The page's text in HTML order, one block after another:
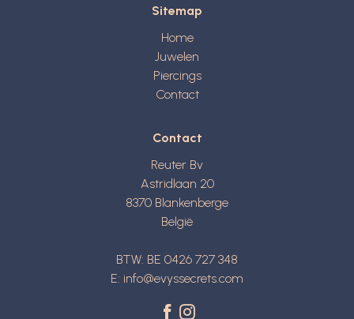
Sitemap
Home
Juwelen
Piercings
Contact
Contact
Reuter Bv
Astridlaan 20
8370 Blankenberge
België
BTW: BE 0426 727 348
E: info@evyssecrets.com